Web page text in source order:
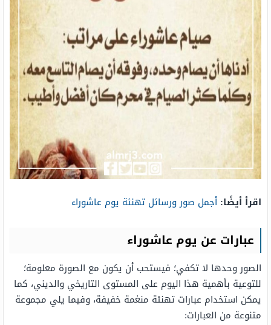
اقرأ أيضًا: أجمل صور ورسائل تهنئة يوم عاشوراء
عبارات عن يوم عاشوراء
الصور وحدها لا تكفي؛ فيستحب أن يكون مع الصورة معلومة؛
للتوعية بأهمية هذا اليوم على المستوى التاريخي والديني، كما
يمكن استخدام عبارات تهنئة منغمة خفيفة، وفيما يلي مجموعة
متنوعة من العبارات: